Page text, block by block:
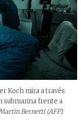
Koch mira a través
submarina frente a
Bernetti (AFP).